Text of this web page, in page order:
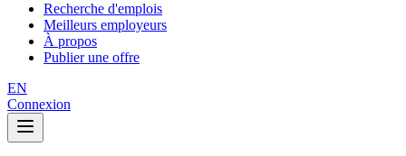
Recherche d'emplois
Meilleurs employeurs
À propos
Publier une offre
EN
Connexion